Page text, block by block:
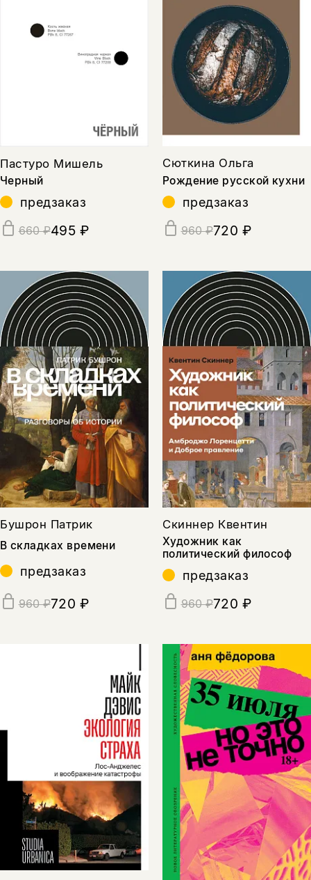
Пастуро Мишель
Черный
предзаказ
660 ₽495 ₽
Сюткина Ольга
Рождение русской кухни
предзаказ
960 ₽720 ₽
Бушрон Патрик
В складках времени
предзаказ
960 ₽720 ₽
Скиннер Квентин
Художник как
политический философ
предзаказ
960 ₽720 ₽